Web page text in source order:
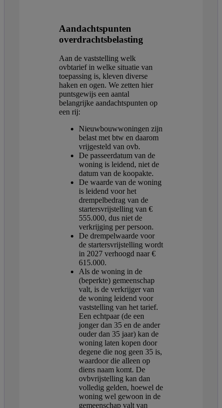
Aandachtspunten
overdrachtsbelasting
Aan de vaststelling welk
ovbtarief in welke situatie van
toepassing is, kleven diverse
haken en ogen. We zetten hier
puntsgewijs een aantal
belangrijke aandachtspunten op
een rij:
Nieuwbouwwoningen zijn
belast met btw en daarom
vrijgesteld van ovb.
De passeerdatum van de
woning is leidend, niet de
datum van de koopakte.
De waarde van de woning
is leidend voor het
drempelbedrag van de
startersvrijstelling van €
555.000, dus niet de
verkrijging per persoon.
De drempelwaarde voor
de startersvrijstelling wordt
in 2027 verhoogd naar €
615.000.
Als de woning in de
(beperkte) gemeenschap
valt, is de verkrijger van
de woning leidend voor
vaststelling van het tarief.
Een echtpaar (de een
jonger dan 35 en de ander
ouder dan 35 jaar) kan de
woning laten kopen door
degene die nog geen 35 is,
waardoor die alleen op
diens naam komt. De
ovbvrijstelling kan dan
volledig gelden, hoewel de
woning wel gewoon in de
gemeenschap valt van